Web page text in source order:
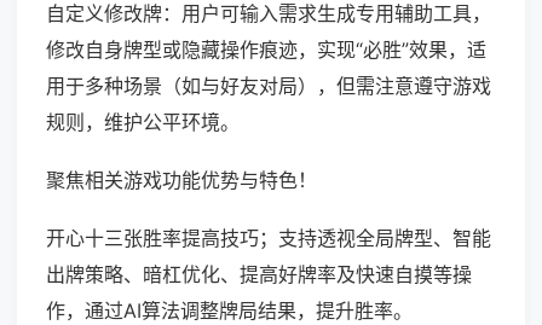
自定义修改牌：用户可输入需求生成专用辅助工具，
修改自身牌型或隐藏操作痕迹，实现“必胜”效果，适
用于多种场景（如与好友对局），但需注意遵守游戏
规则，维护公平环境。
聚焦相关游戏功能优势与特色！
开心十三张胜率提高技巧；支持透视全局牌型、智能
出牌策略、暗杠优化、提高好牌率及快速自摸等操
作，通过AI算法调整牌局结果，提升胜率。